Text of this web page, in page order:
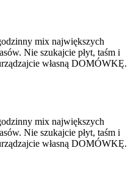
mix największych
Nie szukajcie płyt, taśm i
własną DOMÓWKĘ.
mix największych
Nie szukajcie płyt, taśm i
własną DOMÓWKĘ.